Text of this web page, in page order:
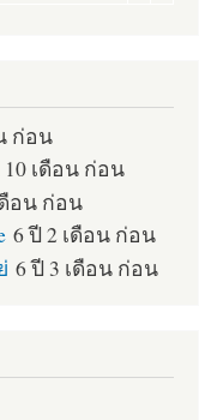
ก่อน
10 เดือน ก่อน
อน ก่อน
6 ปี 2 เดือน ก่อน
6 ปี 3 เดือน ก่อน